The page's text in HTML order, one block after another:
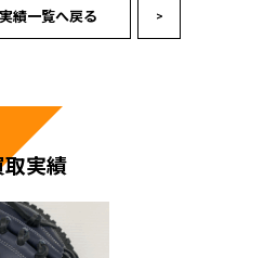
績一覧へ戻る >
実績